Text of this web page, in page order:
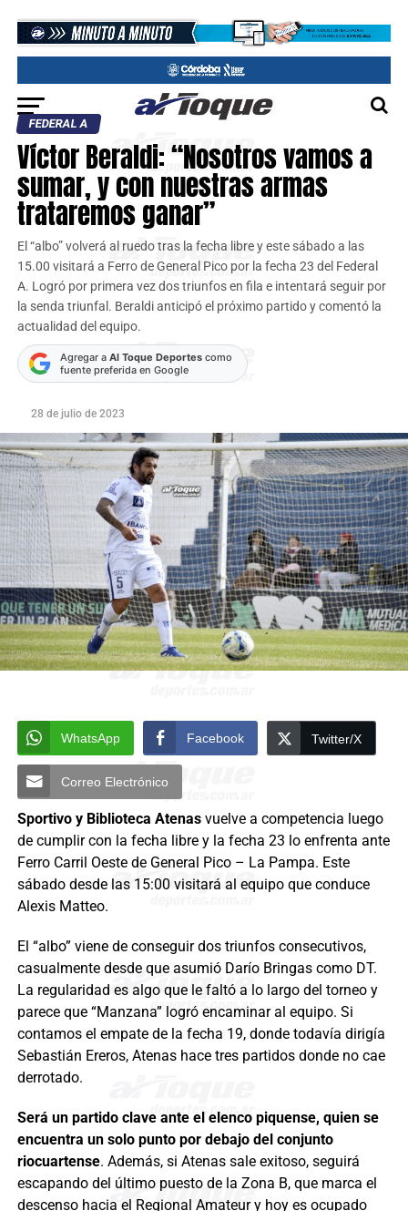
FEDERAL A
Víctor Beraldi: “Nosotros vamos a
sumar, y con nuestras armas
trataremos ganar”
El “albo” volverá al ruedo tras la fecha libre y este sábado a las
15.00 visitará a Ferro de General Pico por la fecha 23 del Federal
A. Logró por primera vez dos triunfos en fila e intentará seguir por
la senda triunfal. Beraldi anticipó el próximo partido y comentó la
actualidad del equipo.
Agregar a Al Toque Deportescomo
fuente preferida en Google
28 de julio de 2023
WhatsApp Facebook Twitter/X
Correo Electrónico
Sportivo y Biblioteca Atenasvuelve a competencia luego
de cumplir con la fecha libre y la fecha 23 lo enfrenta ante
Ferro Carril Oeste de General Pico – La Pampa. Este
sábado desde las 15:00 visitará al equipo que conduce
Alexis Matteo.
El “albo” viene de conseguir dos triunfos consecutivos,
casualmente desde que asumió Darío Bringas como DT.
La regularidad es algo que le faltó a lo largo del torneo y
parece que “Manzana” logró encaminar al equipo. Si
contamos el empate de la fecha 19, donde todavía dirigía
Sebastián Ereros, Atenas hace tres partidos donde no cae
derrotado.
Será un partido clave ante el elenco piquense, quien se
encuentra un solo punto por debajo del conjunto
riocuartense. Además, si Atenas sale exitoso, seguirá
escapando del último puesto de la Zona B, que marca el
descenso hacia el Regional Amateur y hoy es ocupado